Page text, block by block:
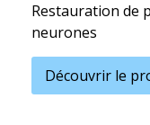
Restauration de
neurones
Découvrir le